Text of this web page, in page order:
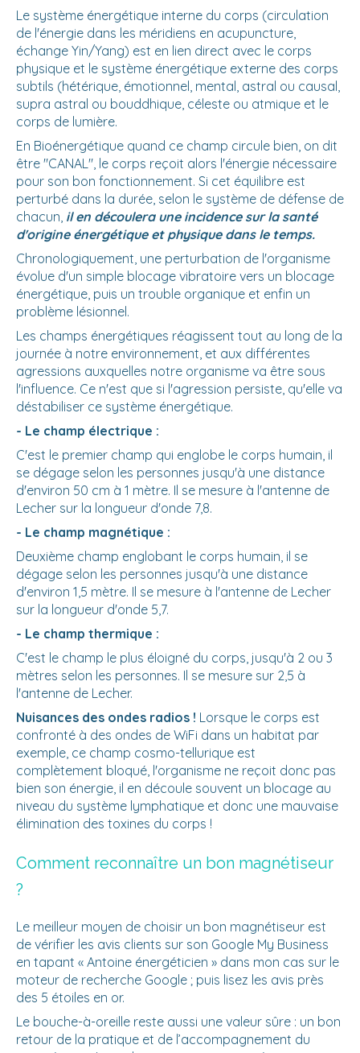
Le système énergétique interne du corps (circulation
de l'énergie dans les méridiens en acupuncture,
échange Yin/Yang) est en lien direct avec le corps
physique et le système énergétique externe des corps
subtils (hétérique, émotionnel, mental, astral ou causal,
supra astral ou bouddhique, céleste ou atmique et le
corps de lumière.
En Bioénergétique quand ce champ circule bien, on dit
être "CANAL", le corps reçoit alors l'énergie nécessaire
pour son bon fonctionnement. Si cet équilibre est
perturbé dans la durée, selon le système de défense de
chacun, il en découlera une incidence sur la santé
d'origine énergétique et physique dans le temps.
Chronologiquement, une perturbation de l'organisme
évolue d'un simple blocage vibratoire vers un blocage
énergétique, puis un trouble organique et enfin un
problème lésionnel.
Les champs énergétiques réagissent tout au long de la
journée à notre environnement, et aux différentes
agressions auxquelles notre organisme va être sous
l'influence. Ce n'est que si l'agression persiste, qu'elle va
déstabiliser ce système énergétique.
- Le champ électrique :
C'est le premier champ qui englobe le corps humain, il
se dégage selon les personnes jusqu'à une distance
d'environ 50 cm à 1 mètre. Il se mesure à l'antenne de
Lecher sur la longueur d'onde 7,8.
- Le champ magnétique :
Deuxième champ englobant le corps humain, il se
dégage selon les personnes jusqu'à une distance
d'environ 1,5 mètre. Il se mesure à l'antenne de Lecher
sur la longueur d'onde 5,7.
- Le champ thermique :
C'est le champ le plus éloigné du corps, jusqu'à 2 ou 3
mètres selon les personnes. Il se mesure sur 2,5 à
l'antenne de Lecher.
Nuisances des ondes radios ! Lorsque le corps est
confronté à des ondes de WiFi dans un habitat par
exemple, ce champ cosmo-tellurique est
complètement bloqué, l'organisme ne reçoit donc pas
bien son énergie, il en découle souvent un blocage au
niveau du système lymphatique et donc une mauvaise
élimination des toxines du corps !
Comment reconnaître un bon magnétiseur
?
Le meilleur moyen de choisir un bon magnétiseur est
de vérifier les avis clients sur son Google My Business
en tapant « Antoine énergéticien » dans mon cas sur le
moteur de recherche Google ; puis lisez les avis près
des 5 étoiles en or.
Le bouche-à-oreille reste aussi une valeur sûre : un bon
retour de la pratique et de l’accompagnement du